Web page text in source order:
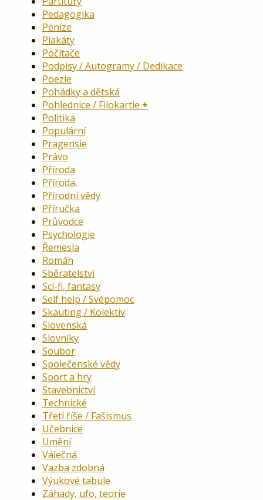
Pedagogika
Peníze
Plakáty
Počítače
Podpisy / Autogramy / Dedikace
Poezie
Pohádky a dětská
Pohlednice / Filokartie
Politika
Populární
Pragensie
Právo
Příroda
Příroda,
Přírodní vědy
Příručka
Průvodce
Psychologie
Řemesla
Román
Sběratelství
Sci-fi, fantasy
Self help / Svépomoc
Skauting / Kolektiv
Slovenská
Slovníky
Soubor
Společenské vědy
Sport a hry
Stavebnictví
Technické
Třetí říše / Fašismus
Učebnice
Umění
Válečná
Vazba zdobná
Výukové tabule
Záhady, ufo, teorie